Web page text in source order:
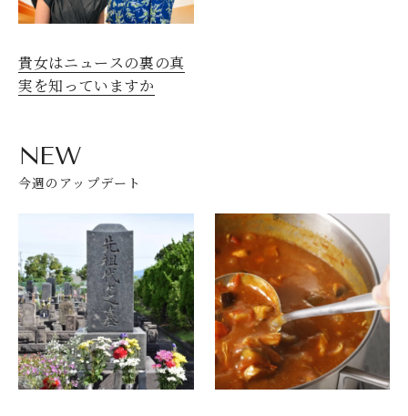
貴女はニュースの裏の真
実を知っていますか
NEW
今週のアップデート